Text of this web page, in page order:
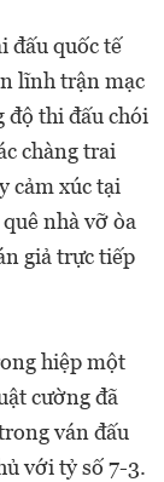
đấu quốc tế
lĩnh trận mạc
độ thi đấu chói
chàng trai
cảm xúc tại
nhà vỡ òa
giả trực tiếp
hiệp một
cường đã
ván đấu
với tỷ số 7-3.